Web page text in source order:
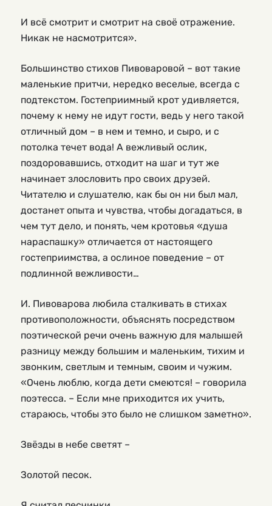
И всё смотрит и смотрит на своё отражение.
Никак не насмотрится».
Большинство стихов Пивоваровой – вот такие
маленькие притчи, нередко веселые, всегда с
подтекстом. Гостеприимный крот удивляется,
почему к нему не идут гости, ведь у него такой
отличный дом – в нем и темно, и сыро, и с
потолка течет вода! А вежливый ослик,
поздоровавшись, отходит на шаг и тут же
начинает злословить про своих друзей.
Читателю и слушателю, как бы он ни был мал,
достанет опыта и чувства, чтобы догадаться, в
чем тут дело, и понять, чем кротовья «душа
нараспашку» отличается от настоящего
гостеприимства, а ослиное поведение – от
подлинной вежливости…
И. Пивоварова любила сталкивать в стихах
противоположности, объяснять посредством
поэтической речи очень важную для малышей
разницу между большим и маленьким, тихим и
звонким, светлым и темным, своим и чужим.
«Очень люблю, когда дети смеются! – говорила
поэтесса. – Если мне приходится их учить,
стараюсь, чтобы это было не слишком заметно».
Звёзды в небе светят –
Золотой песок.